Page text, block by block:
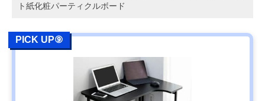
ト紙化粧パーティクルボード
PICK UP⑨